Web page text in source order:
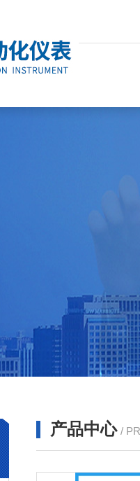
产品中心 /